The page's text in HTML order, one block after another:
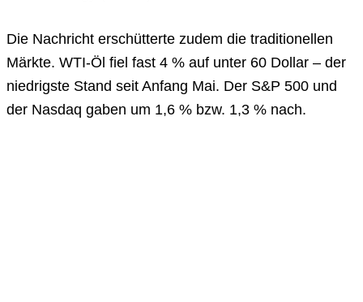
Die Nachricht erschütterte zudem die traditionellen
Märkte. WTI-Öl fiel fast 4 % auf unter 60 Dollar – der
niedrigste Stand seit Anfang Mai. Der S&P 500 und
der Nasdaq gaben um 1,6 % bzw. 1,3 % nach.